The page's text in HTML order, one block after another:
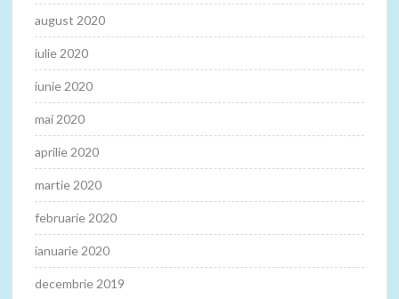
august 2020
iulie 2020
iunie 2020
mai 2020
aprilie 2020
martie 2020
februarie 2020
ianuarie 2020
decembrie 2019